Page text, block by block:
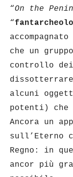
“On the
“
che un
controllo
alcuni
potenti) che
Ancora un
sull’Eterno
Regno: in
ancor più